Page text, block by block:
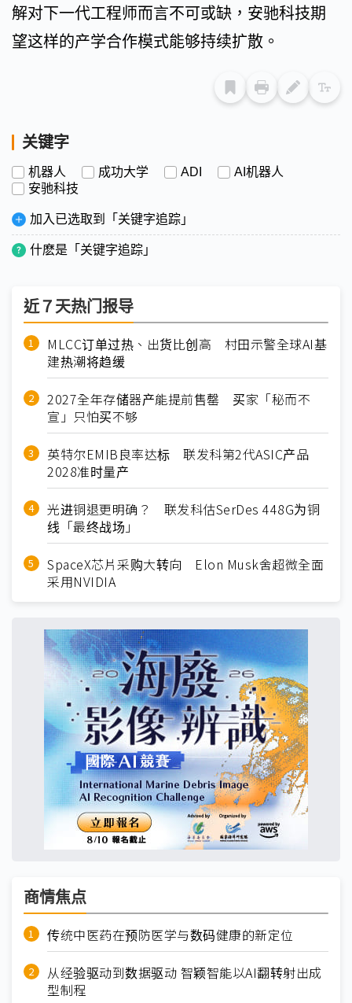
解对下一代工程师而言不可或缺，安驰科技期
望这样的产学合作模式能够持续扩散。
关键字
机器人 成功大学 ADI
AI机器人
安驰科技
加入已选取到「关键字追踪」
什麽是「关键字追踪」
近７天热门报导
MLCC订单过热、出货比创高 村田示警全球AI基
建热潮将趋缓
2027全年存储器产能提前售罄 买家「秘而不
宣」只怕买不够
英特尔EMIB良率达标 联发科第2代ASIC产品
2028准时量产
光进铜退更明确？ 联发科估SerDes 448G为铜
线「最终战场」
SpaceX芯片采购大转向 Elon Musk舍超微全面
采用NVIDIA
商情焦点
传统中医药在预防医学与数码健康的新定位
从经验驱动到数据驱动 智颖智能以AI翻转射出成
型制程